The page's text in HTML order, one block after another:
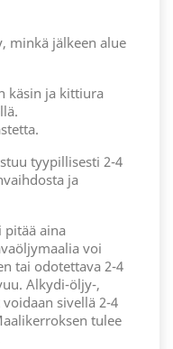
minkä jälkeen alue
käsin ja kittiura
tyypillisesti 2-4
ja
pitää aina
voi
tai odotettava 2-4
Alkydi-öljy-,
sivellä 2-4
tulee